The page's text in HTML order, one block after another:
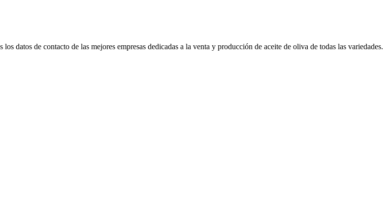
datos de contacto de las mejores empresas dedicadas a la venta y producción de aceite de oliva de todas las variedades.